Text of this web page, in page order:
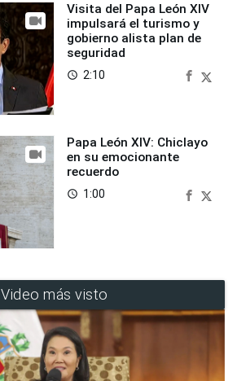
Visita del Papa León XIV
impulsará el turismo y
gobierno alista plan de
seguridad
access_time 2:10
Papa León XIV: Chiclayo
en su emocionante
recuerdo
access_time 1:00
Video más visto